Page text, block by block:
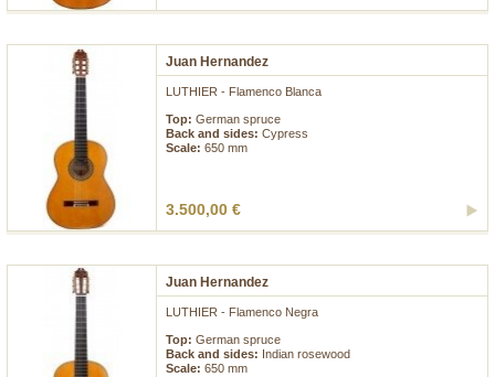
Juan Hernandez
LUTHIER - Flamenco Blanca
Top: German spruce
Back and sides: Cypress
Scale: 650 mm
3.500,00 €
Juan Hernandez
LUTHIER - Flamenco Negra
Top: German spruce
Back and sides: Indian rosewood
Scale: 650 mm